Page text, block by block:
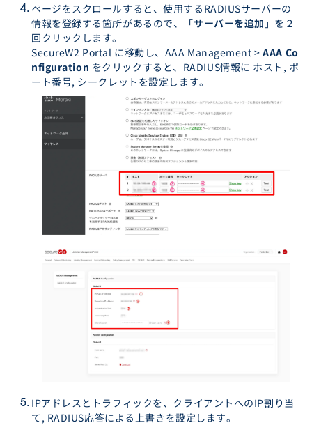
ページをスクロールすると、使用するRADIUSサーバーの
情報を登録する箇所があるので、「サーバーを追加 」を２
回クリックします。
SecureW2 Portal に移動し、AAA Management >AAA Co
nfiguration をクリックすると、RADIUS情報に ホスト, ポ
ート番号, シークレットを設定します。
IPアドレスとトラフィックを、クライアントへのIP割り当
て, RADIUS応答による上書きを設定します。